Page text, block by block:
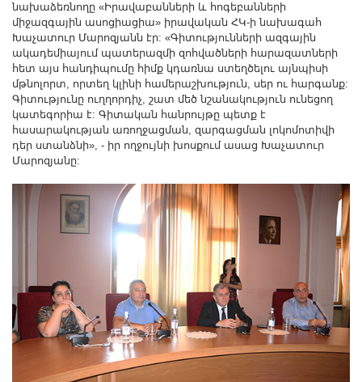
Фотогалерея
Видеогалерея
Веб ресурсы
Другие академии
Газета "Гитутюн"
Журнал "В мире науки"
Публикации в прессе
Юбилеи
Университеты
Научные результаты
Ученые диаспоры
Трибуна молодого ученого
Наши заслуженные деятели
Объявления
նախաձեռնողը «Իրավաբանների և հոգեբանների
միջազգային ասոցիացիա» իրավական ՀԿ-ի նախագահ
Խաչատուր Մարոզյանն էր: «Գիտությունների ազգային
ակադեմիայում պատերազմի զոհվածների հարազատների
հետ այս հանդիպումը հիմք կդառնա ստեղծելու այնպիսի
մթնոլորտ, որտեղ կլինի համերաշխություն, սեր ու հարգանք:
Գիտությունը ուղղորդիչ, շատ մեծ նշանակություն ունեցող
կատեգորիա է: Գիտական հանրույթը պետք է
հասարակության առողջացման, զարգացման լոկոմոտիվի
դեր ստանձնի», - իր ողջույնի խոսքում ասաց Խաչատուր
Մարոզյանը: